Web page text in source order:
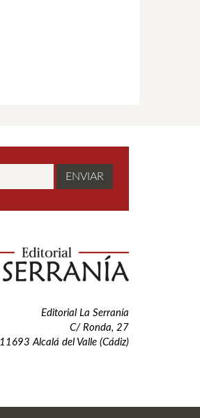
Editorial La Serranía
C/ Ronda, 27
11693 Alcalá del Valle (Cádiz)